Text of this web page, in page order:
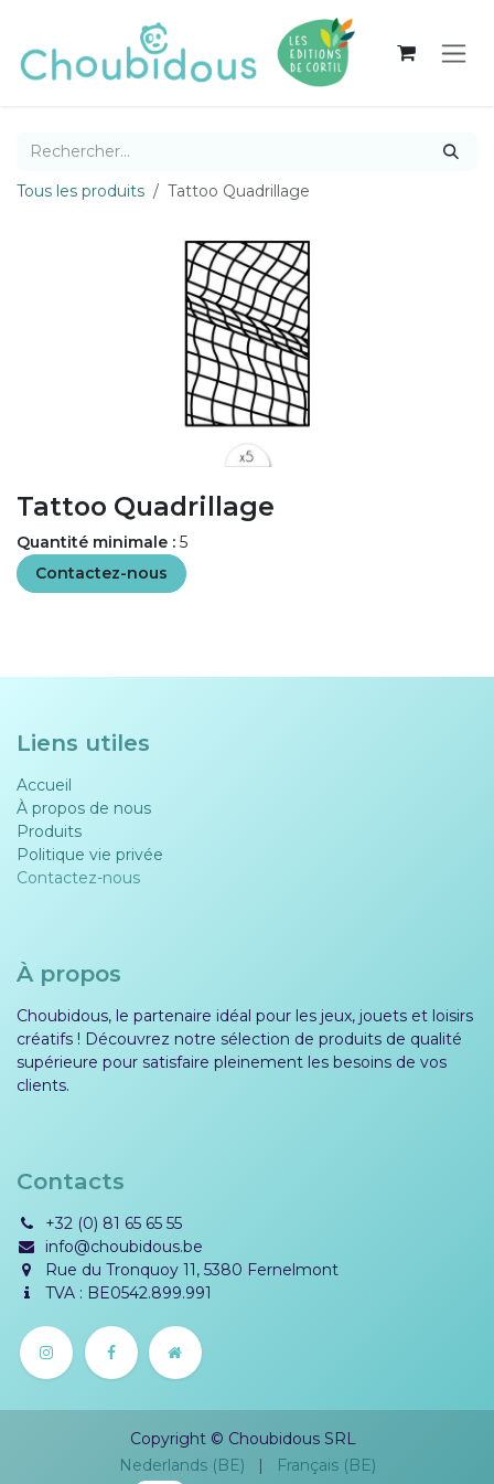
Tous les produits Tattoo Quadrillage
Tattoo Quadrillage
Quantité minimale : 5
Contactez-nous
Liens utiles
Accueil
À propos de nous
Produits
Politique vie privée​​
Contactez-nous
À propos
Choubidous, le partenaire idéal pour les jeux, jouets et loisirs
créatifs ! Découvrez notre sélection de produits de qualité
supérieure pour satisfaire pleinement les besoins de vos
clients.
Contacts
+32 (0) 81 65 65 55
info@choubidous.be
Rue du Tronquoy 11, 5380 Fernelmont
TVA : BE0542.899.991
Copyright © Choubidous SRL
Nederlands (BE)
Français (BE)